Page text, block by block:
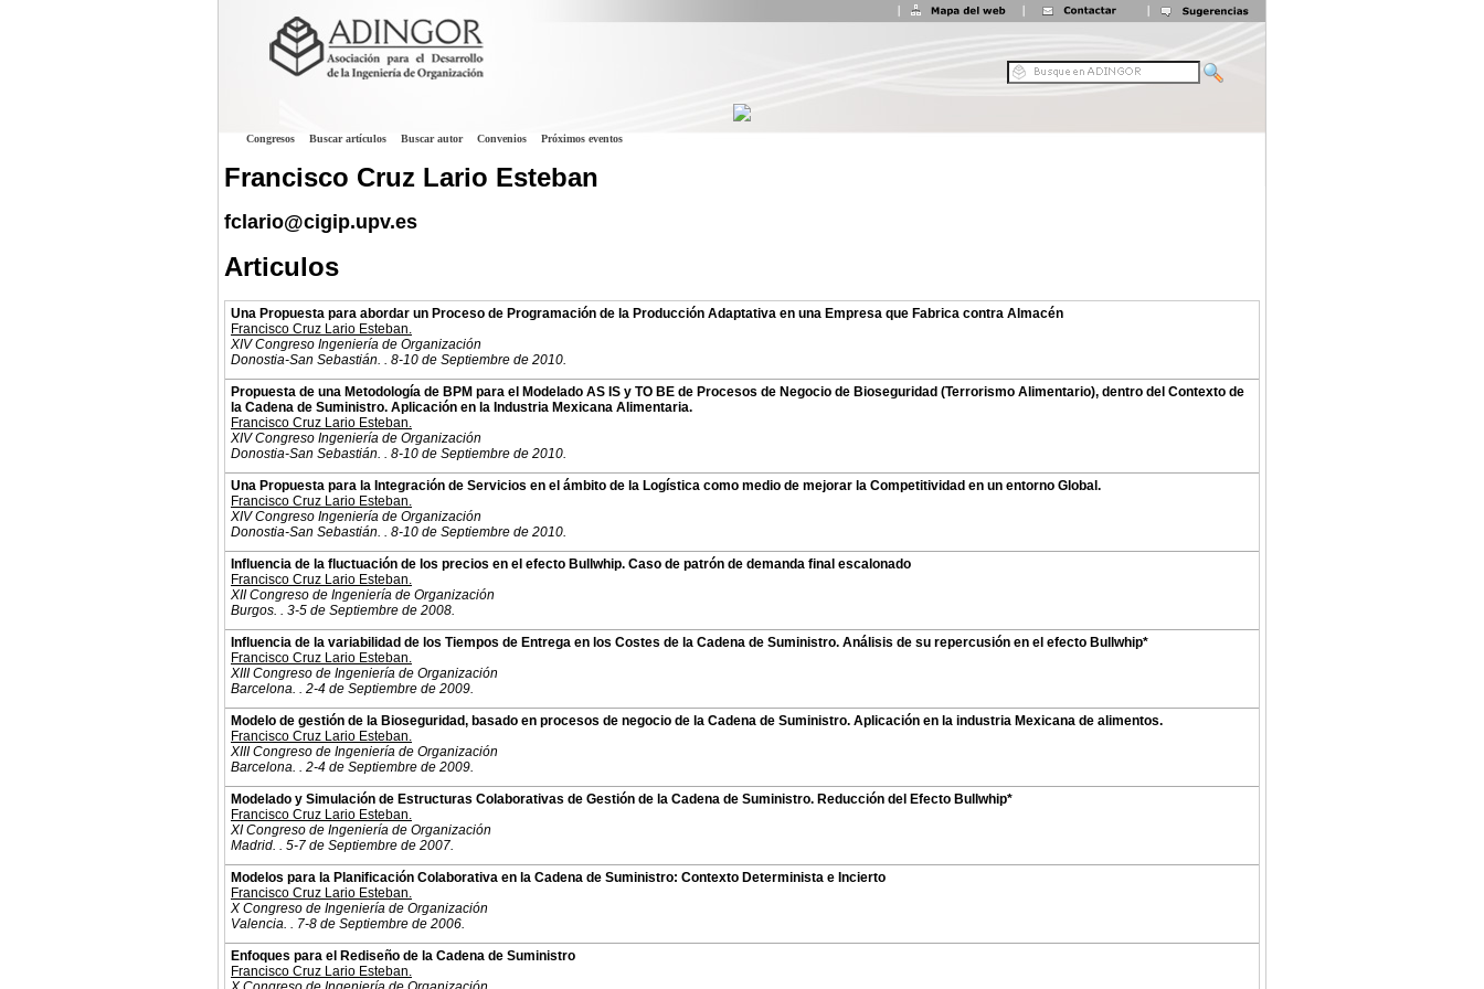
Congresos Buscar artículos Buscar autor Convenios Próximos eventos
Francisco Cruz Lario Esteban
fclario@cigip.upv.es
Articulos
Una Propuesta para abordar un Proceso de Programación de la Producción Adaptativa en una Empresa que Fabrica contra Almacén
Francisco Cruz Lario Esteban.
XIV Congreso Ingeniería de Organización
Donostia-San Sebastián. . 8-10 de Septiembre de 2010.
Propuesta de una Metodología de BPM para el Modelado AS IS y TO BE de Procesos de Negocio de Bioseguridad (Terrorismo Alimentario), dentro del Contexto de
la Cadena de Suministro. Aplicación en la Industria Mexicana Alimentaria.
Francisco Cruz Lario Esteban.
XIV Congreso Ingeniería de Organización
Donostia-San Sebastián. . 8-10 de Septiembre de 2010.
Una Propuesta para la Integración de Servicios en el ámbito de la Logística como medio de mejorar la Competitividad en un entorno Global.
Francisco Cruz Lario Esteban.
XIV Congreso Ingeniería de Organización
Donostia-San Sebastián. . 8-10 de Septiembre de 2010.
Influencia de la fluctuación de los precios en el efecto Bullwhip. Caso de patrón de demanda final escalonado
Francisco Cruz Lario Esteban.
XII Congreso de Ingeniería de Organización
Burgos. . 3-5 de Septiembre de 2008.
Influencia de la variabilidad de los Tiempos de Entrega en los Costes de la Cadena de Suministro. Análisis de su repercusión en el efecto Bullwhip*
Francisco Cruz Lario Esteban.
XIII Congreso de Ingeniería de Organización
Barcelona. . 2-4 de Septiembre de 2009.
Modelo de gestión de la Bioseguridad, basado en procesos de negocio de la Cadena de Suministro. Aplicación en la industria Mexicana de alimentos.
Francisco Cruz Lario Esteban.
XIII Congreso de Ingeniería de Organización
Barcelona. . 2-4 de Septiembre de 2009.
Modelado y Simulación de Estructuras Colaborativas de Gestión de la Cadena de Suministro. Reducción del Efecto Bullwhip*
Francisco Cruz Lario Esteban.
XI Congreso de Ingeniería de Organización
Madrid. . 5-7 de Septiembre de 2007.
Modelos para la Planificación Colaborativa en la Cadena de Suministro: Contexto Determinista e Incierto
Francisco Cruz Lario Esteban.
X Congreso de Ingeniería de Organización
Valencia. . 7-8 de Septiembre de 2006.
Enfoques para el Rediseño de la Cadena de Suministro
Francisco Cruz Lario Esteban.